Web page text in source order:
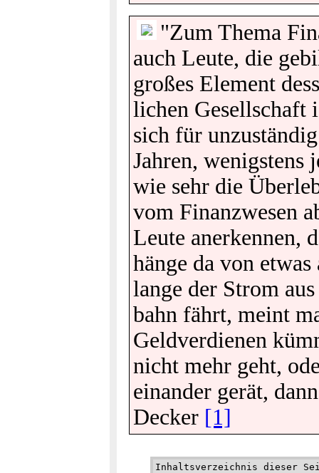
"Zum Thema
auch Leute, die
gro­ßes Ele­ment
li­chen Ge­sell­schaft
sich für
Jah­ren, we­nigs­tens
wie sehr die
vom Fi­nanz­we­sen
Leute an­er­ken­nen,
hänge da von
lange der Strom
bahn fährt, meint
Geld­ver­die­nen
nicht mehr geht,
ein­an­der gerät,
Decker [1]
Inhaltsverzeichnis dieser